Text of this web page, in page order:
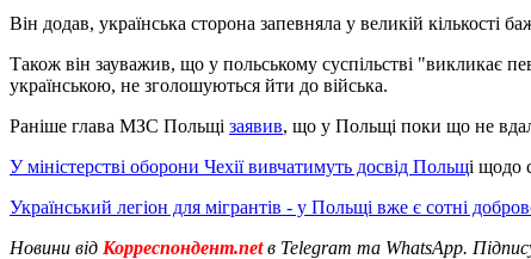
Він додав, українська сторона запевняла у великій кількості
Також він зауважив, що у польському суспільстві "викликає
українською, не зголошуються йти до війська.
Раніше глава МЗС Польщі заявив, що у Польщі поки що не
У міністерстві оборони Чехії вивчатимуть досвід Польщі щодо
Український легіон для мігрантів - у Польщі вже є сотні
Новини від Корреспондент.netв Telegram та WhatsApp.